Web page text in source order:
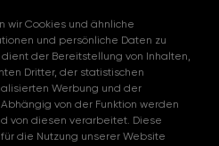
wir Cookies und ähnliche
und persönliche Daten zu
der Bereitstellung von Inhalten,
Dritter, der statistischen
Werbung und der
von der Funktion werden
von diesen verarbeitet. Diese
die Nutzung unserer Website